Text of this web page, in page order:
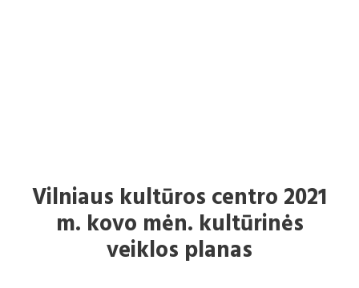
Vilniaus kultūros centro 2021
m. kovo mėn. kultūrinės
veiklos planas